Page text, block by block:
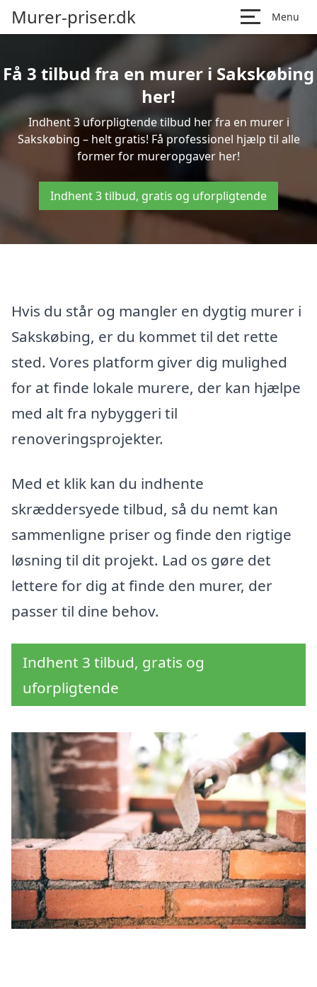
Murer-priser.dk Menu
Få 3 tilbud fra en murer i Sakskøbing
her!
Indhent 3 uforpligtende tilbud her fra en murer i
Sakskøbing – helt gratis! Få professionel hjælp til alle
former for mureropgaver her!
Indhent 3 tilbud, gratis og uforpligtende
Hvis du står og mangler en dygtig murer i
Sakskøbing, er du kommet til det rette
sted. Vores platform giver dig mulighed
for at finde lokale murere, der kan hjælpe
med alt fra nybyggeri til
renoveringsprojekter.
Med et klik kan du indhente
skræddersyede tilbud, så du nemt kan
sammenligne priser og finde den rigtige
løsning til dit projekt. Lad os gøre det
lettere for dig at finde den murer, der
passer til dine behov.
Indhent 3 tilbud, gratis og
uforpligtende